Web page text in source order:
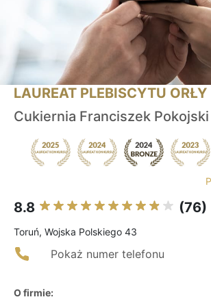
LAUREAT PLEBISCYTU ORŁY
Cukiernia Franciszek Pokojski
8.8 (76)
Toruń, Wojska Polskiego 43
Pokaż numer telefonu
O firmie: